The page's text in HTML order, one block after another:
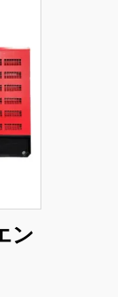
ン